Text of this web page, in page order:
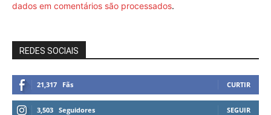
dados em comentários são processados.
REDES SOCIAIS
21,317 Fãs CURTIR
3,503 Seguidores SEGUIR